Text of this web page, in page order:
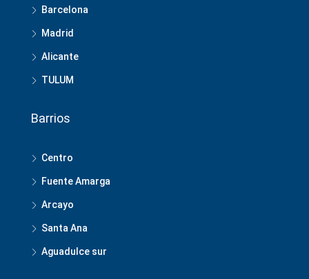
Barcelona
Madrid
Alicante
TULUM
Barrios
Centro
Fuente Amarga
Arcayo
Santa Ana
Aguadulce sur